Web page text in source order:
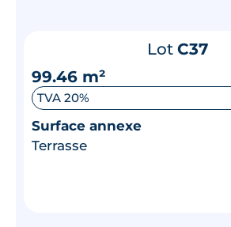
Lot C37
99.46 m²
TVA 20%
Surface annexe
Terrasse